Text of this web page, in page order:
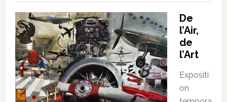
De
l’Air,
de
l’Art
Expositi
on